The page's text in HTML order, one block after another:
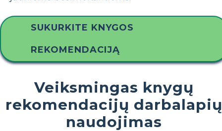
SUKURKITE KNYGOS
REKOMENDACIJĄ
Veiksmingas knygų
rekomendacijų darbalapių
naudojimas